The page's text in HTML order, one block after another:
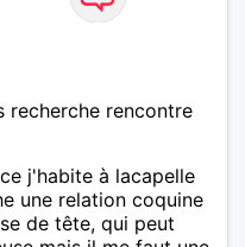
recherche rencontre
j'habite à lacapelle
une relation coquine
de tête, qui peut